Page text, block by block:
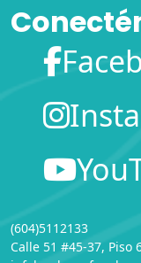
(604)5112133
Calle 51 #45-37, Piso